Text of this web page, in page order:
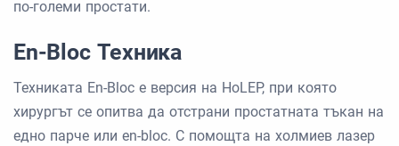
по-големи простати.
En-Bloc Техника
Техниката En-Bloc е версия на HoLEP, при която
хирургът се опитва да отстрани простатната тъкан на
едно парче или en-bloc. С помощта на холмиев лазер